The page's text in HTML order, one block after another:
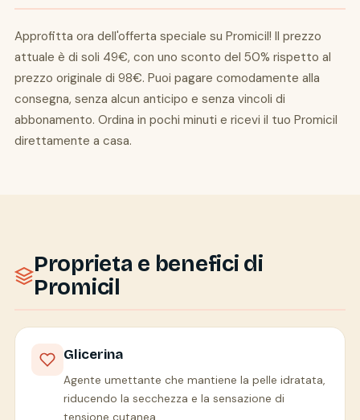
Approfitta ora dell'offerta speciale su Promicil! Il prezzo
attuale è di soli 49€, con uno sconto del 50% rispetto al
prezzo originale di 98€. Puoi pagare comodamente alla
consegna, senza alcun anticipo e senza vincoli di
abbonamento. Ordina in pochi minuti e ricevi il tuo Promicil
direttamente a casa.
Proprieta e benefici di
Promicil
Glicerina
Agente umettante che mantiene la pelle idratata,
riducendo la secchezza e la sensazione di
tensione cutanea.